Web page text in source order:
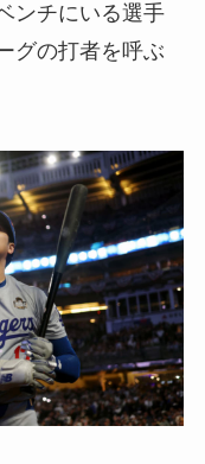
ンチにいる選手
グの打者を呼ぶ